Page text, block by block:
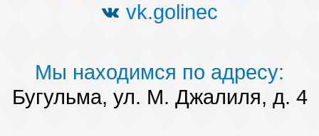
vk.golinec
Мы находимся по адресу:
Бугульма, ул. М. Джалиля, д. 4